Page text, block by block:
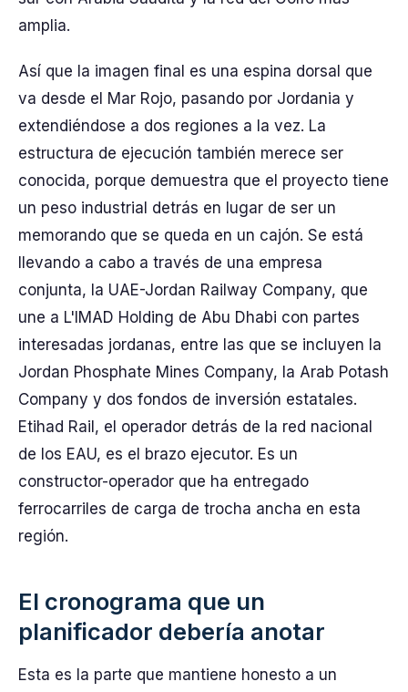
amplia.
Así que la imagen final es una espina dorsal que
va desde el Mar Rojo, pasando por Jordania y
extendiéndose a dos regiones a la vez. La
estructura de ejecución también merece ser
conocida, porque demuestra que el proyecto tiene
un peso industrial detrás en lugar de ser un
memorando que se queda en un cajón. Se está
llevando a cabo a través de una empresa
conjunta, la UAE-Jordan Railway Company, que
une a L'IMAD Holding de Abu Dhabi con partes
interesadas jordanas, entre las que se incluyen la
Jordan Phosphate Mines Company, la Arab Potash
Company y dos fondos de inversión estatales.
Etihad Rail, el operador detrás de la red nacional
de los EAU, es el brazo ejecutor. Es un
constructor-operador que ha entregado
ferrocarriles de carga de trocha ancha en esta
región.
El cronograma que un
planificador debería anotar
Esta es la parte que mantiene honesto a un